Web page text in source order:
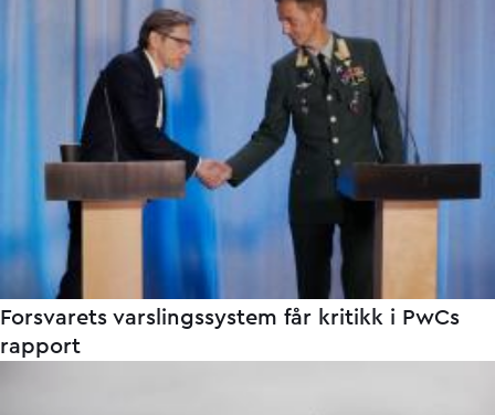
Forsvarets varslingssystem får kritikk i PwCs
rapport